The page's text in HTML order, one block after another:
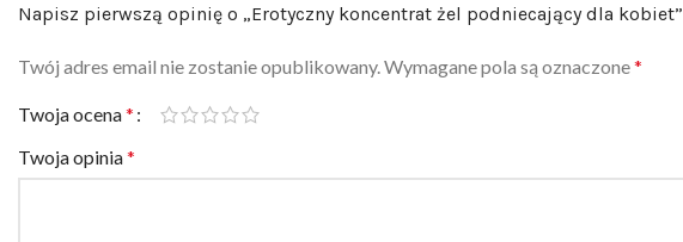
Napisz pierwszą opinię o „Erotyczny koncentrat żel podniecający dla kobiet”
Twój adres email nie zostanie opublikowany.Wymagane pola są oznaczone*
Twoja ocena*
Twoja opinia*